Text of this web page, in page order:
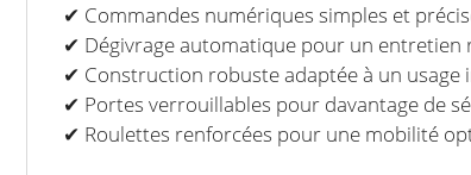
✔ Commandes numériques simples et
✔ Dégivrage automatique pour un entretien
✔ Construction robuste adaptée à un usage
✔ Portes verrouillables pour davantage de
✔ Roulettes renforcées pour une mobilité